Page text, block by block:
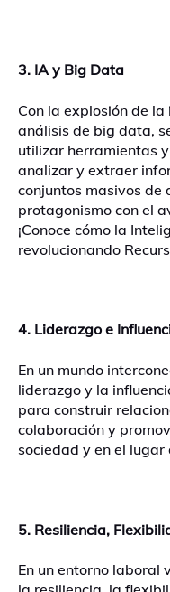
3. IA y Big Data
Con la explosión de
análisis de big data,
utilizar herramientas
analizar y extraer
conjuntos masivos de
protagonismo con el
¡Conoce cómo la
revolucionando
4. Liderazgo e
En un mundo
liderazgo y la
para construir
colaboración y
sociedad y en el lugar
5. Resiliencia,
En un entorno laboral